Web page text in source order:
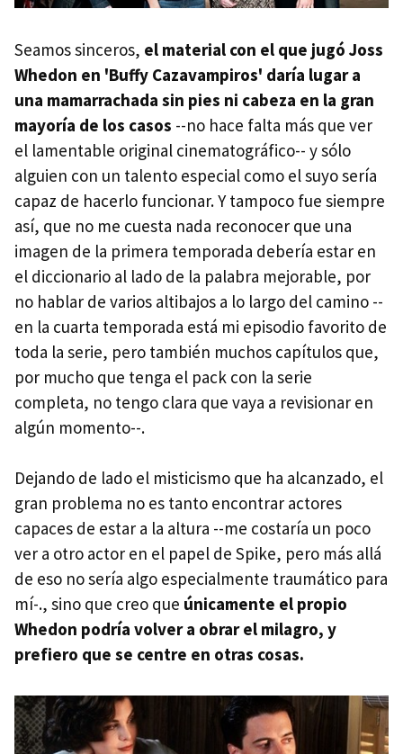
Seamos sinceros, el material con el que jugó Joss
Whedon en 'Buffy Cazavampiros' daría lugar a
una mamarrachada sin pies ni cabeza en la gran
mayoría de los casos --no hace falta más que ver
el lamentable original cinematográfico-- y sólo
alguien con un talento especial como el suyo sería
capaz de hacerlo funcionar. Y tampoco fue siempre
así, que no me cuesta nada reconocer que una
imagen de la primera temporada debería estar en
el diccionario al lado de la palabra mejorable, por
no hablar de varios altibajos a lo largo del camino --
en la cuarta temporada está mi episodio favorito de
toda la serie, pero también muchos capítulos que,
por mucho que tenga el pack con la serie
completa, no tengo clara que vaya a revisionar en
algún momento--.
Dejando de lado el misticismo que ha alcanzado, el
gran problema no es tanto encontrar actores
capaces de estar a la altura --me costaría un poco
ver a otro actor en el papel de Spike, pero más allá
de eso no sería algo especialmente traumático para
mí-., sino que creo que únicamente el propio
Whedon podría volver a obrar el milagro, y
prefiero que se centre en otras cosas.